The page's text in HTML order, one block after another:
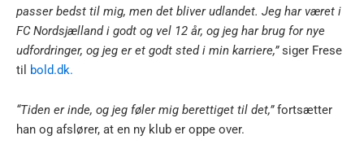
passer bedst til mig, men det bliver udlandet. Jeg har været i
FC Nordsjælland i godt og vel 12 år, og jeg har brug for nye
udfordringer, og jeg er et godt sted i min karriere,”siger Frese
til
bold.dk.
“Tiden er inde, og jeg føler mig berettiget til det,”fortsætter
han og afslører, at en ny klub er oppe over.